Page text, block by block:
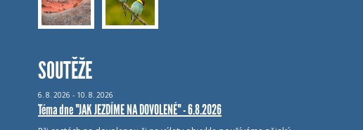
SOUTĚŽE
6. 8. 2026 - 10. 8. 2026
Téma dne "JAK JEZDÍME NA DOVOLENÉ" - 6.8.2026